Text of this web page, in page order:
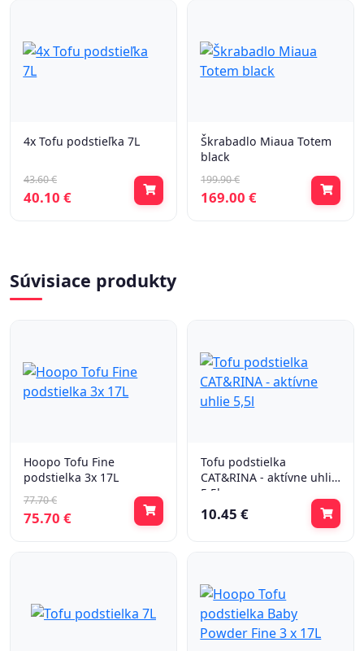
4x Tofu podstieľka 7L
43.60 €
40.10 €
Škrabadlo Miaua Totem
black
199.90 €
169.00 €
Súvisiace produkty
Hoopo Tofu Fine
podstielka 3x 17L
77.70 €
75.70 €
Tofu podstielka
CAT&RINA - aktívne uhlie
5,5l
10.45 €